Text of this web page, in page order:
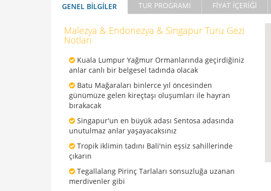
GENEL BİLGİLER TUR PROGRAMI FİYAT İÇERİĞİ
Malezya & Endonezya & Singapur Turu Gezi
Notları
Kuala Lumpur Yağmur Ormanlarında geçirdiğiniz
anlar canlı bir belgesel tadında olacak
Batu Mağaraları binlerce yıl öncesinden
günümüze gelen kireçtaşı oluşumları ile hayran
bırakacak
Singapur'un en büyük adası Sentosa adasında
unutulmaz anlar yaşayacaksınız
Tropik iklimin tadını Bali'nin eşsiz sahillerinde
çıkarın
Tegallalang Pirinç Tarlaları sonsuzluğa uzanan
merdivenler gibi